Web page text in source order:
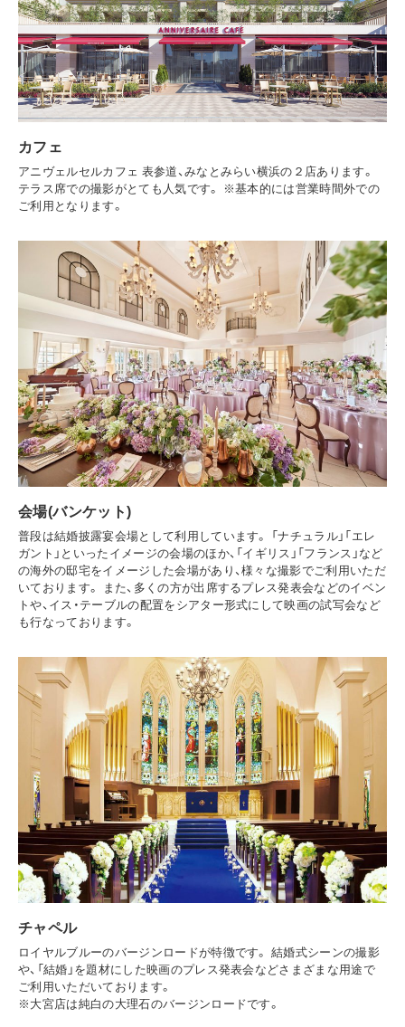
カフェ
アニヴェルセルカフェ 表参道、みなとみらい横浜の２店あります。
テラス席での撮影がとても人気です。 ※基本的には営業時間外での
ご利用となります。
会場(バンケット)
普段は結婚披露宴会場として利用しています。 「ナチュラル」「エレ
ガント」といったイメージの会場のほか、「イギリス」「フランス」など
の海外の邸宅をイメージした会場があり、様々な撮影でご利用いただ
いております。 また、多くの方が出席するプレス発表会などのイベン
トや、イス・テーブルの配置をシアター形式にして映画の試写会など
も行なっております。
チャペル
ロイヤルブルーのバージンロードが特徴です。 結婚式シーンの撮影
や、「結婚」を題材にした映画のプレス発表会などさまざまな用途で
ご利用いただいております。
※大宮店は純白の大理石のバージンロードです。